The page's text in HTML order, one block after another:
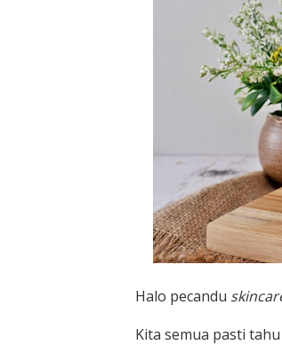
Halo pecandu
Kita semua pasti